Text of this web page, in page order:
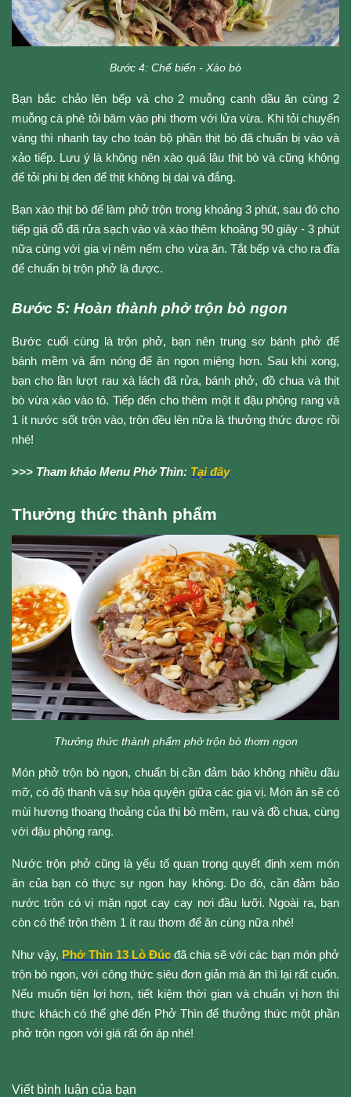
Bước 4: Chế biến - Xào bò
Bạn bắc chảo lên bếp và cho 2 muỗng canh dầu ăn cùng 2
muỗng cà phê tỏi băm vào phi thơm với lửa vừa. Khi tỏi chuyển
vàng thì nhanh tay cho toàn bộ phần thịt bò đã chuẩn bị vào và
xảo tiếp. Lưu ý là không nên xào quá lâu thịt bò và cũng không
để tỏi phi bị đen để thịt không bị dai và đắng.
Bạn xào thịt bò để làm phở trộn trong khoảng 3 phút, sau đó cho
tiếp giá đỗ đã rửa sạch vào và xào thêm khoảng 90 giây - 3 phút
nữa cùng với gia vị nêm nếm cho vừa ăn. Tắt bếp và cho ra đĩa
để chuẩn bị trộn phở là được.
Bước 5: Hoàn thành phở trộn bò ngon
Bước cuối cùng là trộn phở, bạn nên trụng sơ bánh phở để
bánh mềm và ấm nóng để ăn ngon miệng hơn. Sau khi xong,
bạn cho lần lượt rau xà lách đã rửa, bánh phở, đồ chua và thịt
bò vừa xào vào tô. Tiếp đến cho thêm một it đậu phộng rang và
1 ít nước sốt trộn vào, trộn đều lên nữa là thưởng thức được rồi
nhé!
>>> Tham khảo Menu Phở Thìn: Tại đây
Thưởng thức thành phẩm
Thưởng thức thành phẩm phở trộn bò thơm ngon
Món phở trộn bò ngon, chuẩn bị cần đảm báo không nhiều dầu
mỡ, có độ thanh và sự hòa quyện giữa các gia vị. Món ăn sẽ có
mùi hương thoang thoảng của thị bò mềm, rau và đồ chua, cùng
với đậu phộng rang.
Nước trộn phở cũng là yếu tố quan trọng quyết định xem món
ăn của bạn có thực sự ngon hay không. Do đó, cần đảm bảo
nước trộn có vị mặn ngọt cay cay nơi đầu lưỡi. Ngoài ra, bạn
còn có thể trộn thêm 1 ít rau thơm để ăn cùng nữa nhé!
Như vậy, Phở Thìn 13 Lò Đúc đã chia sẽ với các bạn món phở
trộn bò ngon, với công thức siêu đơn giản mà ăn thì lại rất cuốn.
Nếu muốn tiện lợi hơn, tiết kiệm thời gian và chuẩn vị hơn thì
thực khách có thể ghé đến Phở Thìn để thưởng thức một phần
phở trộn ngon với giá rất ổn áp nhé!
Viết bình luận của bạn